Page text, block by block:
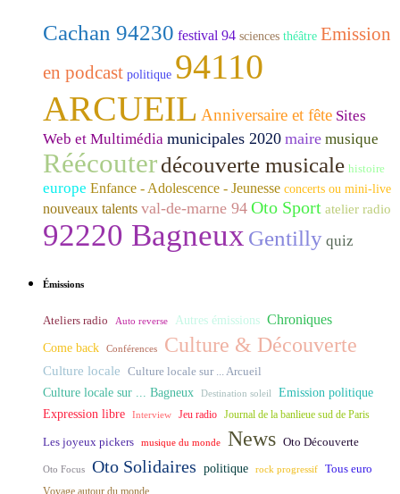
Cachan 94230 festival 94 sciences théâtre Emission
en podcast politique 94110
ARCUEIL Anniversaire et fête Sites
Web et Multimédia municipales 2020 maire musique
Réécouterdécouverte musicale histoire
europe Enfance - Adolescence - Jeunesse concerts ou mini-live
nouveaux talents val-de-marne 94 Oto Sport atelier radio
92220 Bagneux Gentilly quiz
Émissions
Ateliers radio Auto reverse Autres émissions Chroniques
Come back Conférences Culture & Découverte
Culture locale Culture locale sur ... Arcueil
Culture locale sur ... Bagneux Destination soleil Emission politique
Expression libre Interview Jeu radio Journal de la banlieue sud de Paris
Les joyeux pickers musique du monde News Oto Découverte
Oto Focus Oto Solidaires politique rock progressif Tous euro
Voyage autour du monde